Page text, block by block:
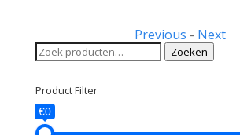
Previous - Next
Zoeken
naar:
Zoeken
Product Filter
€0